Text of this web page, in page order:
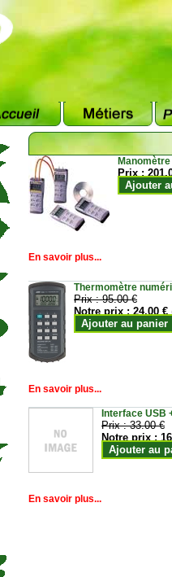
Prix :
Ajouter
En savoir plus...
Thermomètre
Prix :95.00 €
Notre prix :24.00 €
Ajouter au panier
En savoir plus...
Interface USB
Prix :33.00 €
Notre prix :
Ajouter au
En savoir plus...